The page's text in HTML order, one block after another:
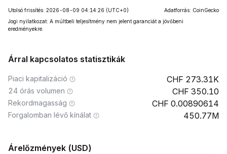
Utolsó frissítés: 2026-08-09 04:14:26 (UTC+0)
Adatforrás: CoinGecko
Jogi nyilatkozat: A múltbeli teljesítmény nem jelent garanciát a jövőbeni
eredményekre.
Árral kapcsolatos statisztikák
Piaci kapitalizáció 273.31K
24 órás volumen 350.10
Rekordmagasság 0.00890614
Forgalomban lévő kínálat 450.77M
Árelőzmények (USD)